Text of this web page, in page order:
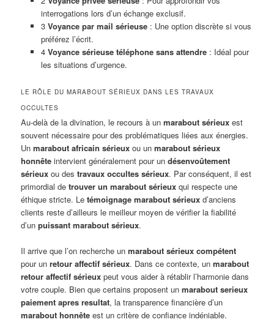
interrogations lors d’un échange exclusif.
3 Voyance par mail sérieuse: Une option discrète si vous
préférez l’écrit.
4 Voyance sérieuse téléphone sans attendre: Idéal pour
les situations d’urgence.
LE RÔLE DU MARABOUT SÉRIEUX DANS LES TRAVAUX
OCCULTES
Au-delà de la divination, le recours à unmarabout sérieux est
souvent nécessaire pour des problématiques liées aux énergies.
Unmarabout africain sérieux ou unmarabout sérieux
honnête intervient généralement pour undésenvoûtement
sérieux ou destravaux occultes sérieux. Par conséquent, il est
primordial detrouver un marabout sérieux qui respecte une
éthique stricte. Letémoignage marabout sérieux d’anciens
clients reste d’ailleurs le meilleur moyen de vérifier la fiabilité
d’unpuissant marabout sérieux.
Il arrive que l’on recherche unmarabout sérieux compétent
pour unretour affectif sérieux. Dans ce contexte, unmarabout
retour affectif sérieux peut vous aider à rétablir l’harmonie dans
votre couple. Bien que certains proposent unmarabout serieux
paiement apres resultat, la transparence financière d’un
marabout honnête est un critère de confiance indéniable.